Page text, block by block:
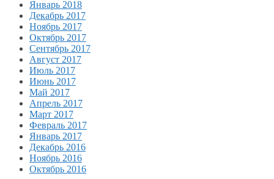
Январь 2018
Декабрь 2017
Ноябрь 2017
Октябрь 2017
Сентябрь 2017
Август 2017
Июль 2017
Июнь 2017
Май 2017
Апрель 2017
Март 2017
Февраль 2017
Январь 2017
Декабрь 2016
Ноябрь 2016
Октябрь 2016